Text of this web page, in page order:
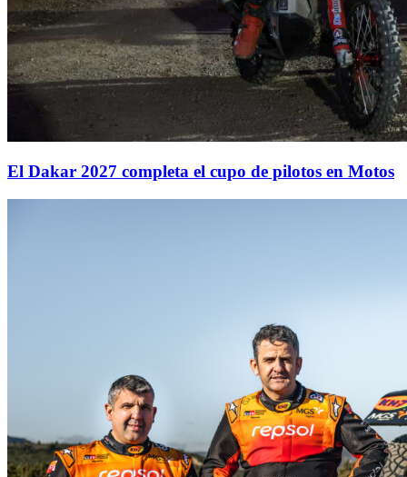
El Dakar 2027 completa el cupo de pilotos en Motos